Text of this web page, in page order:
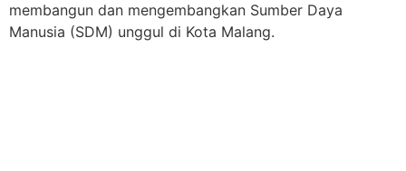
membangun dan mengembangkan Sumber Daya
Manusia (SDM) unggul di Kota Malang.